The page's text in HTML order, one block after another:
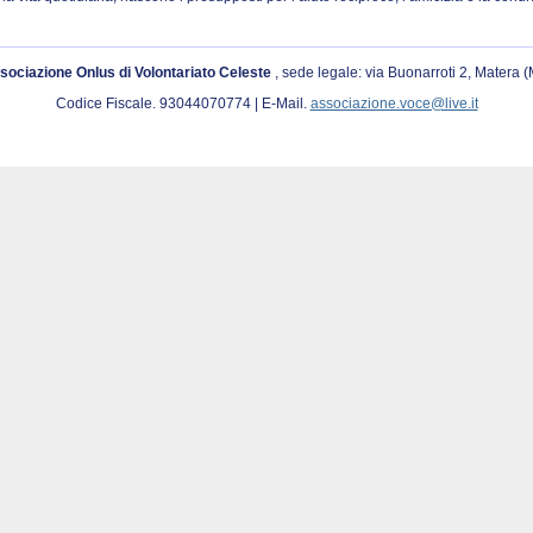
Onlus di Volontariato Celeste , sede legale: via Buonarroti 2, Matera
Codice Fiscale. 93044070774 | E-Mail. associazione.voce@live.it